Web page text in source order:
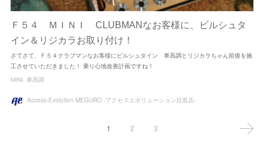
Ｆ５４ ＭＩＮＩ CLUBMANなお客様に、ビルシュタ
イン＆リジカラお取り付け！
さてさて、Ｆ５４クラブマンなお客様にビルシュタイン 車高調とリジカラちゃん前後を施
工させていただきました！ 乗り心地改善計画ですね！
MINI 車高調
Access-Evolution MEGURO -アクセスエボリューション目黒店-
1 2 3